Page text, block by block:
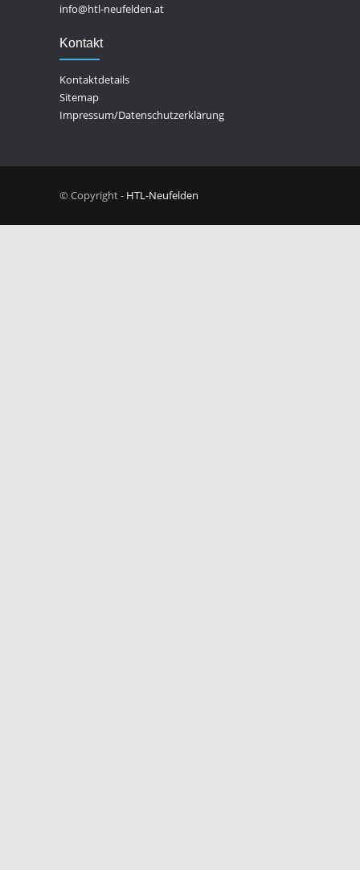
info@htl-neufelden.at
Kontakt
Kontaktdetails
Sitemap
Impressum/Datenschutzerklärung
© Copyright - HTL-Neufelden